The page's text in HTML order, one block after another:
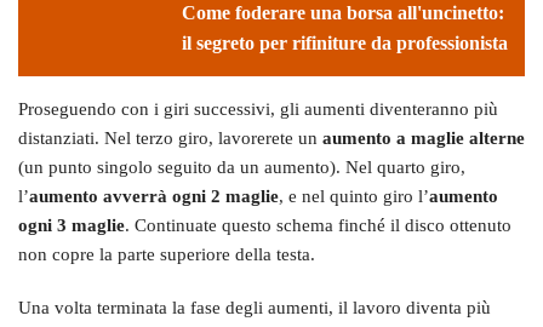
Come foderare una borsa all'uncinetto:
il segreto per rifiniture da professionista
Proseguendo con i giri successivi, gli aumenti diventeranno più
distanziati. Nel terzo giro, lavorerete un aumento a maglie alterne
(un punto singolo seguito da un aumento). Nel quarto giro,
l’aumento avverrà ogni 2 maglie, e nel quinto giro l’aumento
ogni 3 maglie. Continuate questo schema finché il disco ottenuto
non copre la parte superiore della testa.
Una volta terminata la fase degli aumenti, il lavoro diventa più